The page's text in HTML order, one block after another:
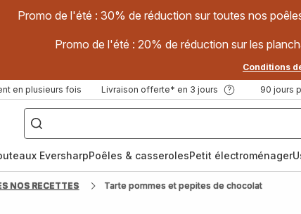
Promo de l'été : 30% de réduction sur toutes nos
Promo de l'été : 20% de réduction sur les
Conditions
en plusieurs fois Livraison offerte* en 3 jours 90 jours
["Poêles
inox,
Cake
Factory,
EversharpPoêles & casserolesPetit électroménager
NOS RECETTES Tarte pommes et pepites de chocolat